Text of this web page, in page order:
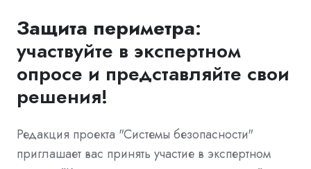
Защита периметра:
участвуйте в экспертном
опросе и представляйте свои
решения!
Редакция проекта "Системы безопасности"
приглашает вас принять участие в экспертном